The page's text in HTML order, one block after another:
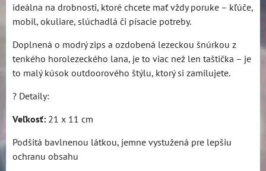
ideálna na drobnosti, ktoré chcete mať vždy poruke – kľúče,
mobil, okuliare, slúchadlá či písacie potreby.
Doplnená o modrý zips a ozdobená lezeckou šnúrkou z
tenkého horolezeckého lana, je to viac než len taštička – je
to malý kúsok outdoorového štýlu, ktorý si zamilujete.
? Detaily:
Veľkosť: 21 x 11 cm
Podšitá bavlnenou látkou, jemne vystužená pre lepšiu
ochranu obsahu